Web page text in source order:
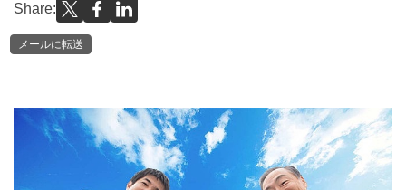
Share:
メールに転送